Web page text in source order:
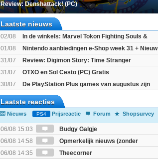
Review: Denshattack! (PC)
Laatste nieuws
02/08
In de winkels: Marvel Tokon Fighting Souls &
Beast of Reincarnation
01/08
Nintendo aanbiedingen e-Shop week 31 + Nieuw
voor Switch 2
31/07
Review: Digimon Story: Time Stranger
31/07
OTXO en Sol Cesto (PC) Gratis
30/07
De PlayStation Plus games van augustus zijn
Laatste reacties
Nieuws PS4 Prijsreactie Forum Shopsurvey
06/08 15:03
Budgy Galgje
06/08 14:58
Opmerkelijk nieuws (zonder
politiek/religie)
06/08 14:35
Theecorner